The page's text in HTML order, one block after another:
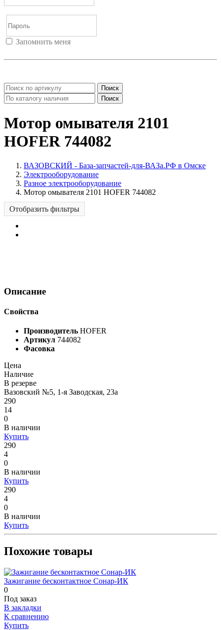
Запомнить меня
Поиск
Поиск
Мотор омывателя 2101
HOFER 744082
ВАЗОВСКИЙ - База-запчастей-для-ВАЗа.РФ в Омске
Электрооборудование
Разное электрооборудование
Мотор омывателя 2101 HOFER 744082
Отобразить фильтры
Описание
Свойства
Производитель HOFER
Артикул 744082
Фасовка
Цена
Наличие
В резерве
Вазовский №5, 1-я Заводская, 23а
290
14
0
В наличии
Купить
290
4
0
В наличии
Купить
290
4
0
В наличии
Купить
Похожие товары
Зажигание бесконтактное Сонар-ИК
0
Под заказ
В закладки
К сравнению
Купить